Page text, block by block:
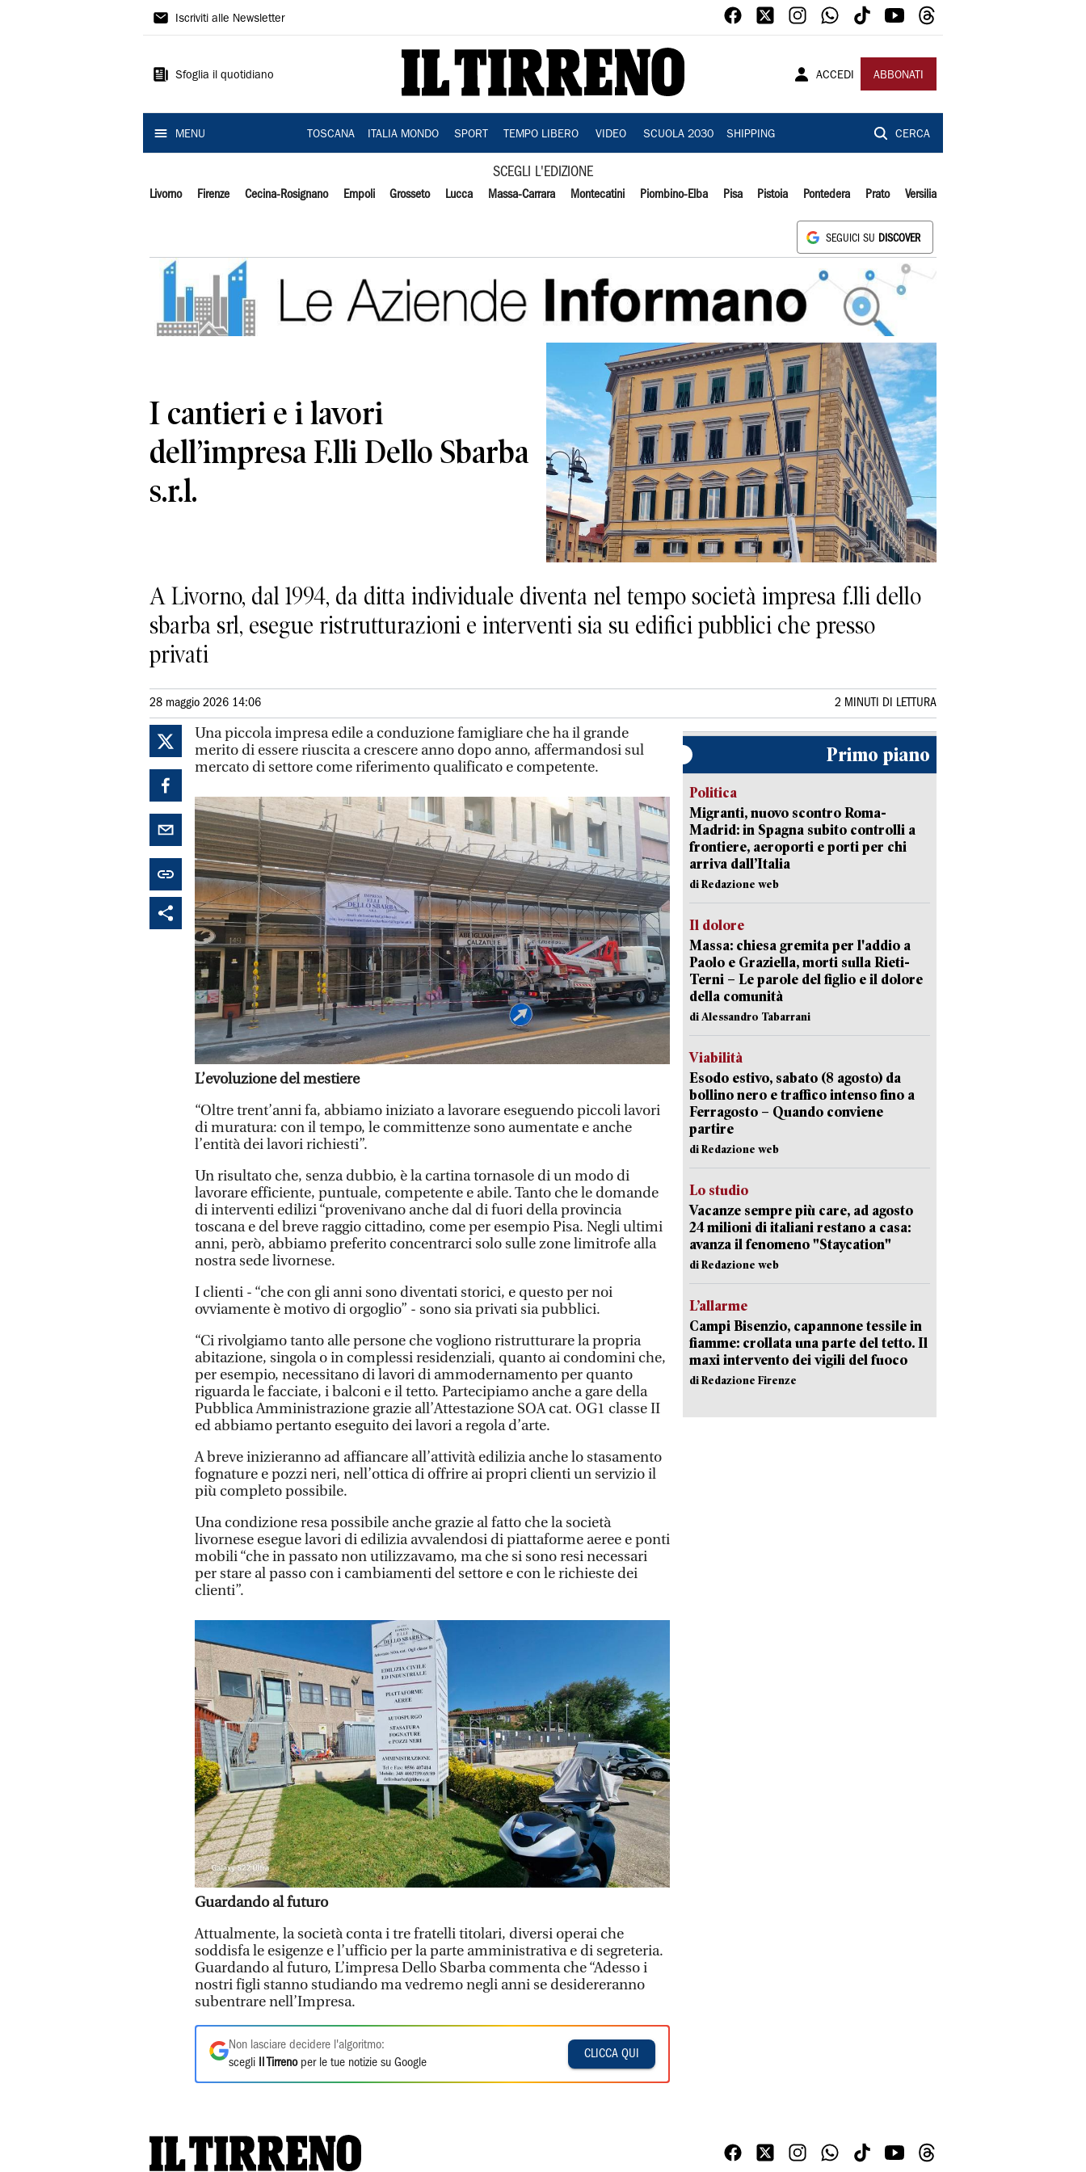
Il
Iscriviti alle Newsletter
Sfoglia il quotidiano ACCEDI ABBONATI
MENU TOSCANA ITALIA MONDO SPORT TEMPO LIBERO VIDEO SCUOLA 2030 SHIPPING CERCA
SCEGLI L'EDIZIONE
Livorno Firenze Cecina-Rosignano Empoli Grosseto Lucca Massa-Carrara Montecatini Piombino-Elba Pisa Pistoia Pontedera Prato Versilia
SEGUICI SU DISCOVER
I cantieri e i lavori
dell’impresa F.lli Dello Sbarba
s.r.l.
A Livorno, dal 1994, da ditta individuale diventa nel tempo società impresa f.lli dello
sbarba srl, esegue ristrutturazioni e interventi sia su edifici pubblici che presso
privati
28 maggio 2026 14:06 2 MINUTI DI LETTURA
Una piccola impresa edile a conduzione famigliare che ha il grande
merito di essere riuscita a crescere anno dopo anno, affermandosi sul
mercato di settore come riferimento qualificato e competente.
L’evoluzione del mestiere
“Oltre trent’anni fa, abbiamo iniziato a lavorare eseguendo piccoli lavori
di muratura: con il tempo, le committenze sono aumentate e anche
l’entità dei lavori richiesti”.
Un risultato che, senza dubbio, è la cartina tornasole di un modo di
lavorare efficiente, puntuale, competente e abile. Tanto che le domande
di interventi edilizi “provenivano anche dal di fuori della provincia
toscana e del breve raggio cittadino, come per esempio Pisa. Negli ultimi
anni, però, abbiamo preferito concentrarci solo sulle zone limitrofe alla
nostra sede livornese.
I clienti - “che con gli anni sono diventati storici, e questo per noi
ovviamente è motivo di orgoglio” - sono sia privati sia pubblici.
“Ci rivolgiamo tanto alle persone che vogliono ristrutturare la propria
abitazione, singola o in complessi residenziali, quanto ai condomini che,
per esempio, necessitano di lavori di ammodernamento per quanto
riguarda le facciate, i balconi e il tetto. Partecipiamo anche a gare della
Pubblica Amministrazione grazie all’Attestazione SOA cat. OG1 classe II
ed abbiamo pertanto eseguito dei lavori a regola d’arte.
A breve inizieranno ad affiancare all’attività edilizia anche lo stasamento
fognature e pozzi neri, nell’ottica di offrire ai propri clienti un servizio il
più completo possibile.
Una condizione resa possibile anche grazie al fatto che la società
livornese esegue lavori di edilizia avvalendosi di piattaforme aeree e ponti
mobili “che in passato non utilizzavamo, ma che si sono resi necessari
per stare al passo con i cambiamenti del settore e con le richieste dei
clienti”.
Guardando al futuro
Attualmente, la società conta i tre fratelli titolari, diversi operai che
soddisfa le esigenze e l’ufficio per la parte amministrativa e di segreteria.
Guardando al futuro, L’impresa Dello Sbarba commenta che “Adesso i
nostri figli stanno studiando ma vedremo negli anni se desidereranno
subentrare nell’Impresa.
Non lasciare decidere l'algoritmo:
scegli
Il Tirrenoper le tue notizie su Google
CLICCA QUI
Primo piano
Politica
Migranti, nuovo scontro Roma-
Madrid: in Spagna subito controlli a
frontiere, aeroporti e porti per chi
arriva dall’Italia
di Redazione web
Il dolore
Massa: chiesa gremita per l'addio a
Paolo e Graziella, morti sulla Rieti-
Terni – Le parole del figlio e il dolore
della comunità
di Alessandro Tabarrani
Viabilità
Esodo estivo, sabato (8 agosto) da
bollino nero e traffico intenso fino a
Ferragosto – Quando conviene
partire
di Redazione web
Lo studio
Vacanze sempre più care, ad agosto
24 milioni di italiani restano a casa:
avanza il fenomeno "Staycation"
di Redazione web
L’allarme
Campi Bisenzio, capannone tessile in
fiamme: crollata una parte del tetto. Il
maxi intervento dei vigili del fuoco
di Redazione Firenze